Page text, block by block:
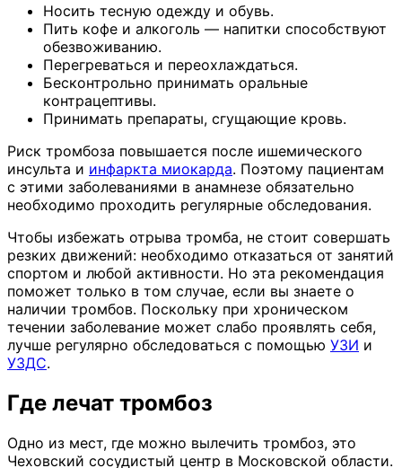
Носить тесную одежду и обувь.
Пить кофе и алкоголь — напитки способствуют
обезвоживанию.
Перегреваться и переохлаждаться.
Бесконтрольно принимать оральные
контрацептивы.
Принимать препараты, сгущающие кровь.
Риск тромбоза повышается после ишемического
инсульта и инфаркта миокарда. Поэтому пациентам
с этими заболеваниями в анамнезе обязательно
необходимо проходить регулярные обследования.
Чтобы избежать отрыва тромба, не стоит совершать
резких движений: необходимо отказаться от занятий
спортом и любой активности. Но эта рекомендация
поможет только в том случае, если вы знаете о
наличии тромбов. Поскольку при хроническом
течении заболевание может слабо проявлять себя,
лучше регулярно обследоваться с помощью УЗИ и
УЗДС.
Где лечат тромбоз
Одно из мест, где можно вылечить тромбоз, это
Чеховский сосудистый центр в Московской области.